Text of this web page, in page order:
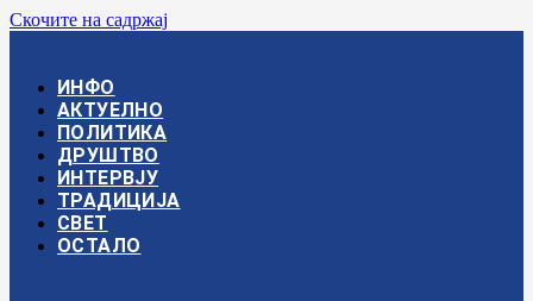
Скочите на садржај
ИНФО
АКТУЕЛНО
ПОЛИТИКА
ДРУШТВО
ИНТЕРВЈУ
ТРАДИЦИЈА
СВЕТ
ОСТАЛО